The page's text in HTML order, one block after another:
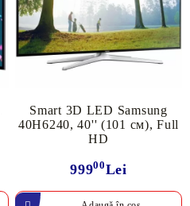
Smart 3D LED Samsung
40H6240, 40'' (101 см), Full
HD
99900Lei